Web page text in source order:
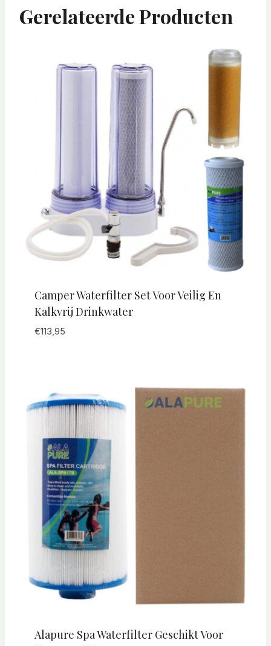
Gerelateerde Producten
Camper Waterfilter Set Voor Veilig En
Kalkvrij Drinkwater
€113,95
Alapure Spa Waterfilter Geschikt Voor